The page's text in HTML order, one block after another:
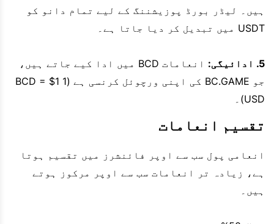
ہیں۔ لیڈر بورڈ پوزیشننگ کے لیے تمام دانو کو
USDT میں تبدیل کر دیا جاتا ہے۔
5. ادائیگی:
انعامات BCD میں ادا کیے جاتے ہیں،
جو BC.GAME کی اپنی ورچوئل کرنسی ہے (1 BCD = $1
USD)۔
تقسیم انعامات
انعامی پول سب سے اوپر فائنشرز میں تقسیم ہوتا
ہے، زیادہ تر انعامات سب سے اوپر مرکوز ہوتے
ہیں۔